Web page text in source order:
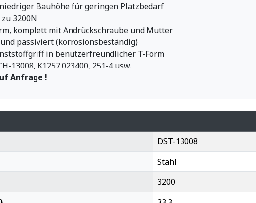
Bauhöhe für geringen Platzbedarf
3200N
komplett mit Andrückschraube und Mutter
passiviert (korrosionsbeständig)
in benutzerfreundlicher T-Form
13008, K1257.023400, 251-4 usw.
Anfrage !
DST-13008
Stahl
3200